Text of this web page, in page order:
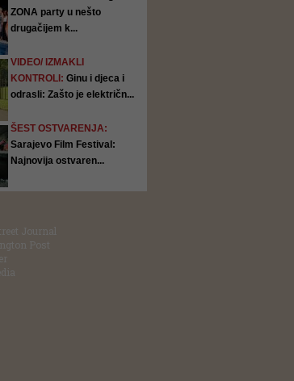
ZONA party u nešto
drugačijem k...
VIDEO/ IZMAKLI
KONTROLI: Ginu i djeca i
odrasli: Zašto je električn...
ŠEST OSTVARENJA:
Sarajevo Film Festival:
Najnovija ostvaren...
Journal
Post